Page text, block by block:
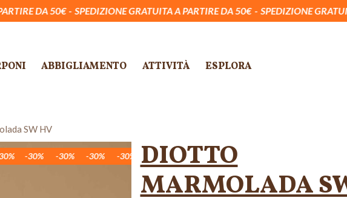
SPEDIZIONE GRATUITA A PARTIRE DA 50€ SPEDIZIONE GRATUITA A PARTIRE
ABBIGLIAMENTO ATTIVITÀ ESPLORA
SW HV
-30% -30% -30% -30% -30% -30% -30%
DIOTTO
MARMOLADA